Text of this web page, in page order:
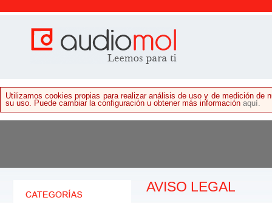
Utilizamos cookies propias para realizar análisis de uso y de medición de
su uso. Puede cambiar la configuración u obtener más información aquí.
AVISO LEGAL